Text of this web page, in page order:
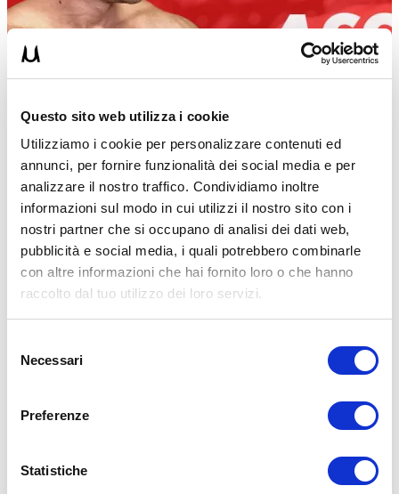
Questo sito web utilizza i cookie
Utilizziamo i cookie per personalizzare contenuti ed
annunci, per fornire funzionalità dei social media e per
analizzare il nostro traffico. Condividiamo inoltre
informazioni sul modo in cui utilizzi il nostro sito con i
nostri partner che si occupano di analisi dei dati web,
pubblicità e social media, i quali potrebbero combinarle
con altre informazioni che hai fornito loro o che hanno
raccolto dal tuo utilizzo dei loro servizi.
delNecessari
Preferenze
Statistiche
02/10/2020
Perché assumere le proteine in polvere? Tutta la
Oggi parliamo di proteine in polvere, perché c’è grande confusione
Leggi tutto